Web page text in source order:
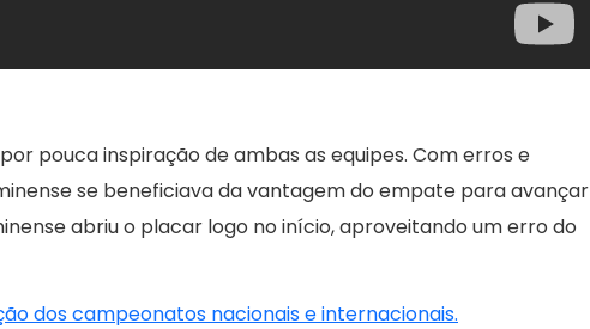
pouca inspiração de ambas as equipes. Com erros e
se beneficiava da vantagem do empate para avançar
abriu o placar logo no início, aproveitando um erro do
dos campeonatos nacionais e internacionais.